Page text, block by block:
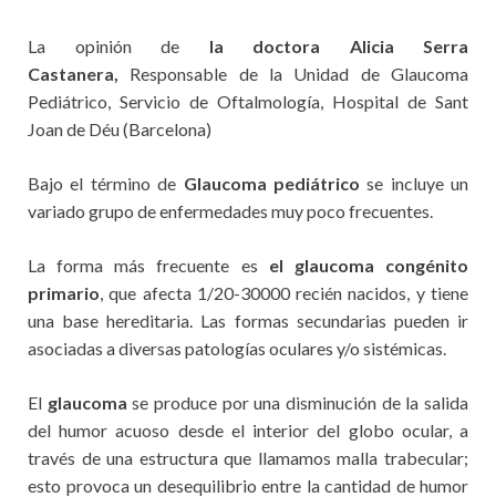
La opinión de la doctora Alicia Serra
Castanera, Responsable de la Unidad de Glaucoma
Pediátrico, Servicio de Oftalmología, Hospital de Sant
Joan de Déu (Barcelona)
Bajo el término de Glaucoma pediátrico se incluye un
variado grupo de enfermedades muy poco frecuentes.
La forma más frecuente es el glaucoma congénito
primario , que afecta 1/20-30000 recién nacidos, y tiene
una base hereditaria. Las formas secundarias pueden ir
asociadas a diversas patologías oculares y/o sistémicas.
El glaucoma se produce por una disminución de la salida
del humor acuoso desde el interior del globo ocular, a
través de una estructura que llamamos malla trabecular;
esto provoca un desequilibrio entre la cantidad de humor